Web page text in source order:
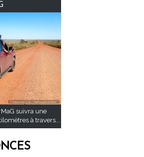
suivra une
à travers...